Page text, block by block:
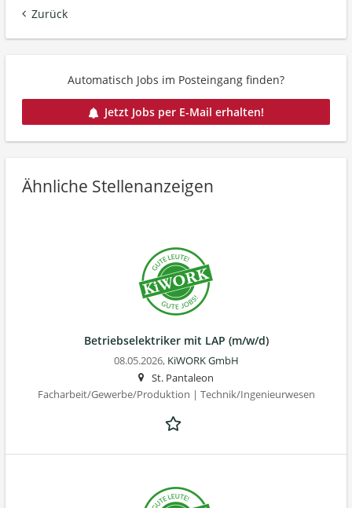
Zurück
Automatisch Jobs im Posteingang finden?
Jetzt Jobs per E-Mail erhalten!
Ähnliche Stellenanzeigen
Betriebs­elektriker mit LAP (m/w/d)
08.05.2026, KiWORK GmbH
St. Pantaleon
Facharbeit/Gewerbe/Produktion | Technik/Ingenieurwesen